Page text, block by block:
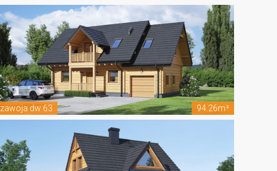
zawoja dw 63 94.26m²